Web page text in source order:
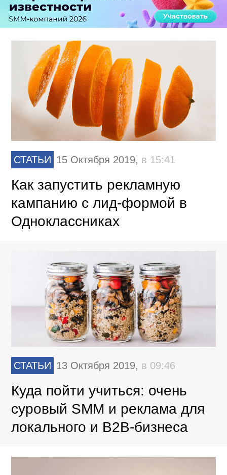
СТАТЬИ 15 Октября 2019, в 15:41
Как запустить рекламную
кампанию с лид-формой в
Одноклассниках
СТАТЬИ 13 Октября 2019, в 09:46
Куда пойти учиться: очень
суровый SMM и реклама для
локального и B2B-бизнеса